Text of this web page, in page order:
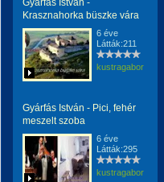
Gyárfás István -
Krasznahorka büszke vára
6 éve
Látták:211
kustragabor
Gyárfás István - Pici, fehér
meszelt szoba
6 éve
Látták:295
kustragabor